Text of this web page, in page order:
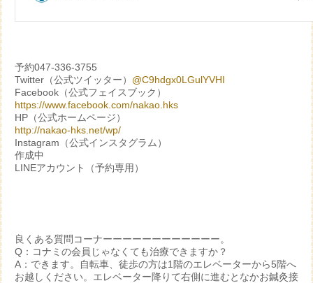
予約047-336-3755
Twitter（公式ツイッター） @C9hdgx0LGulYVHI
Facebook（公式フェイスブック）
https://www.facebook.com/nakao.hks
HP（公式ホームページ）
http://nakao-hks.net/wp/
Instagram（公式インスタグラム）
作成中
LINEアカウント（予約専用）
良くある質問コーナーーーーーーーーーーーー。
Q：コナミの会員じゃなくても治療できますか？
A：できます。自転車、徒歩の方は1階のエレベーターから5階へ
お越しください。エレベーター降りて右側に進むとなかお鍼灸接